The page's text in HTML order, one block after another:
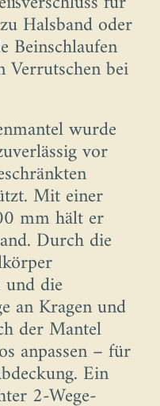
Halsband oder
Beinschlaufen
bei
wurde
vor
Mit einer
mm hält er
Durch die
die
an Kragen und
der Mantel
anpassen – für
Ein
2-Wege-